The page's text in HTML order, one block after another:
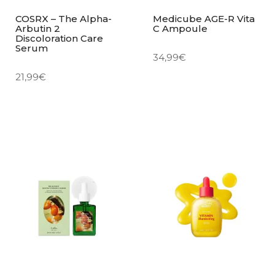
COSRX – The Alpha-
Arbutin 2
Discoloration Care
Serum
21,99€
Medicube AGE-R Vita
C Ampoule
34,99€